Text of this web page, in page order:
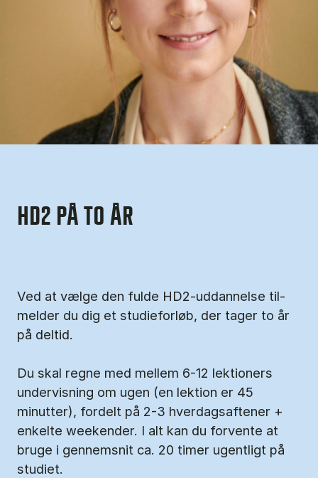
HD2 PÅ TO ÅR
Ved at væl­ge den ful­de HD2-ud­dan­nel­se til­
mel­der du dig et stu­di­e­for­løb, der ta­ger to år
på del­tid.
Du skal regne med mellem 6-12 lektioners
undervisning om ugen (en lektion er 45
minutter), fordelt på 2-3 hverdagsaftener +
enkelte weekender. I alt kan du forvente at
bruge i gennemsnit ca. 20 timer ugentligt på
studiet.